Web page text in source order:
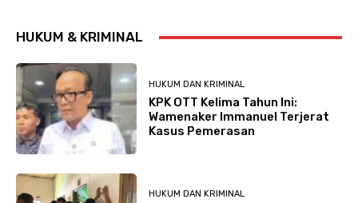
HUKUM & KRIMINAL
HUKUM DAN KRIMINAL
KPK OTT Kelima Tahun Ini:
Wamenaker Immanuel Terjerat
Kasus Pemerasan
HUKUM DAN KRIMINAL